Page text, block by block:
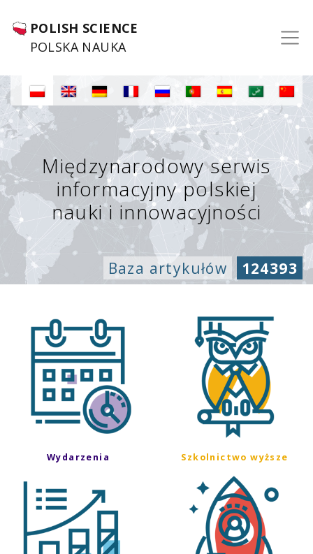
POLISH SCIENCE
POLSKA NAUKA
Międzynarodowy serwis
informacyjny polskiej
nauki i innowacyjności
Baza artykułów 124393
Wydarzenia Szkolnictwo wyższe